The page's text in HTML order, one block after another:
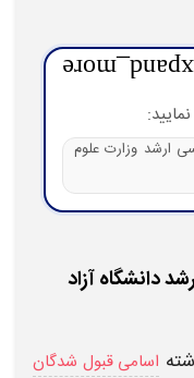
ارشد وزارت علوم
دانشگاه آزاد
اسامی قبول شدگان